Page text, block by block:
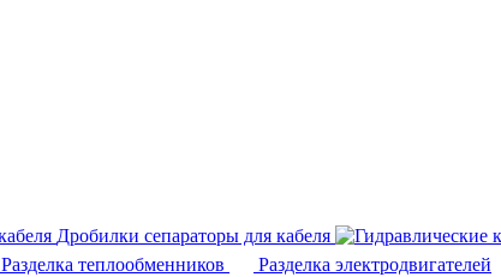
Дробилки сепараторы для кабеля
Разделка теплообменников Разделка электродвигателей